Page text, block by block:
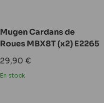
Mugen Cardans de
Roues MBX8T (x2) E2265
Prix
réduit
29,90 €
En stock